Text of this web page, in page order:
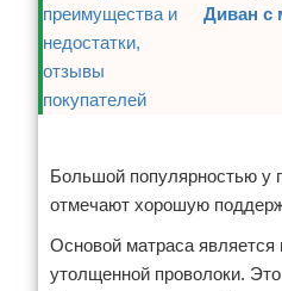
Диван с
Большой популярностью у
отмечают хорошую
Основой матраса
утолщенной проволоки.